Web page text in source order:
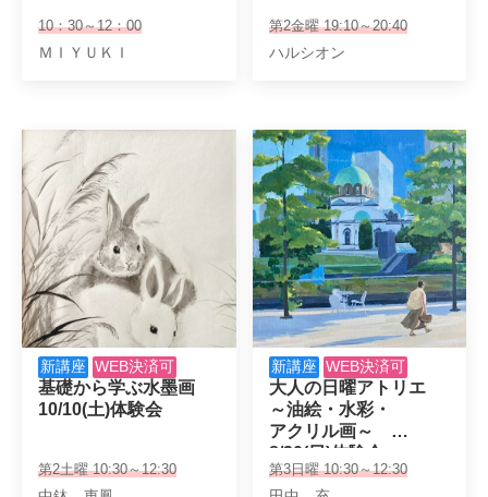
10：30～12：00
ＭＩＹＵＫＩ
第2金曜 19:10～20:40
ハルシオン
新講座 WEB決済可
基礎から学ぶ水墨画
10/10(土)体験会
第2土曜 10:30～12:30
新講座 WEB決済可
大人の日曜アトリエ
～油絵・水彩・
アクリル画～
8/30(日)体験会
第3日曜 10:30～12:30